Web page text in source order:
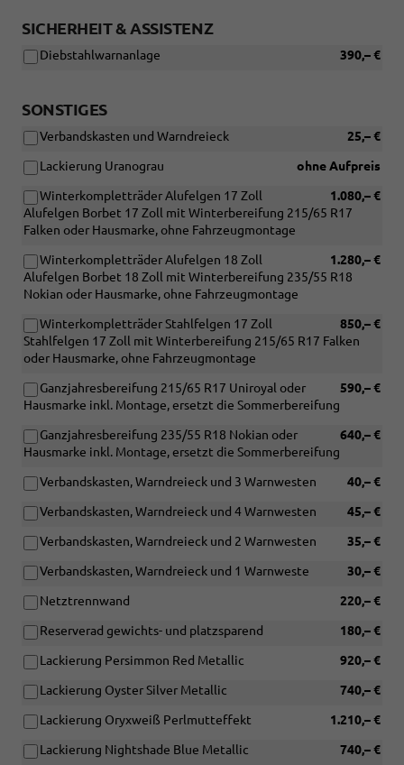
SICHERHEIT & ASSISTENZ
390,– €
Diebstahlwarnanlage
SONSTIGES
25,– €
Verbandskasten und Warndreieck
ohne Aufpreis
Lackierung Uranograu
1.080,– €
Winterkompletträder Alufelgen 17 Zoll
Alufelgen Borbet 17 Zoll mit Winterbereifung 215/65 R17
Falken oder Hausmarke, ohne Fahrzeugmontage
1.280,– €
Winterkompletträder Alufelgen 18 Zoll
Alufelgen Borbet 18 Zoll mit Winterbereifung 235/55 R18
Nokian oder Hausmarke, ohne Fahrzeugmontage
850,– €
Winterkompletträder Stahlfelgen 17 Zoll
Stahlfelgen 17 Zoll mit Winterbereifung 215/65 R17 Falken
oder Hausmarke, ohne Fahrzeugmontage
590,– €
Ganzjahresbereifung 215/65 R17 Uniroyal oder
Hausmarke inkl. Montage, ersetzt die Sommerbereifung
640,– €
Ganzjahresbereifung 235/55 R18 Nokian oder
Hausmarke inkl. Montage, ersetzt die Sommerbereifung
40,– €
Verbandskasten, Warndreieck und 3 Warnwesten
45,– €
Verbandskasten, Warndreieck und 4 Warnwesten
35,– €
Verbandskasten, Warndreieck und 2 Warnwesten
30,– €
Verbandskasten, Warndreieck und 1 Warnweste
220,– €
Netztrennwand
180,– €
Reserverad gewichts- und platzsparend
920,– €
Lackierung Persimmon Red Metallic
740,– €
Lackierung Oyster Silver Metallic
1.210,– €
Lackierung Oryxweiß Perlmutteffekt
740,– €
Lackierung Nightshade Blue Metallic